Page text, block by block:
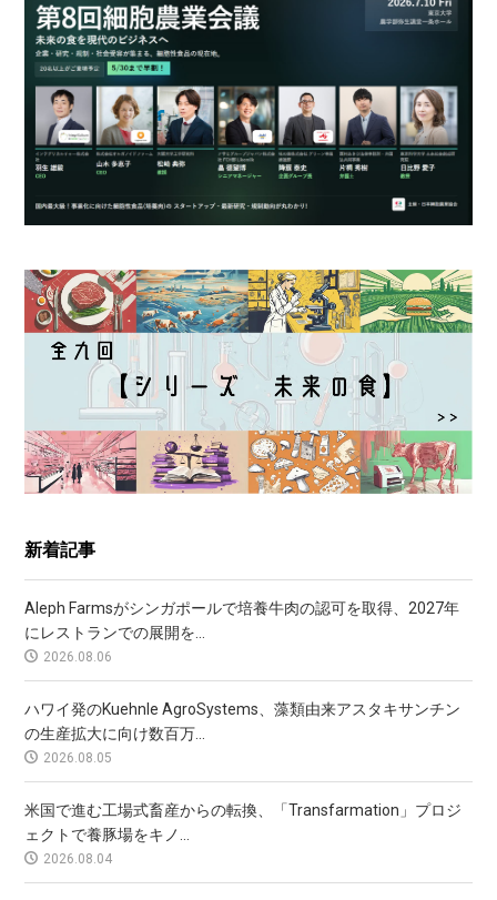
新着記事
Aleph Farmsがシンガポールで培養牛肉の認可を取得、2027年
にレストランでの展開を...
2026.08.06
ハワイ発のKuehnle AgroSystems、藻類由来アスタキサンチン
の生産拡大に向け数百万...
2026.08.05
米国で進む工場式畜産からの転換、「Transfarmation」プロジ
ェクトで養豚場をキノ...
2026.08.04